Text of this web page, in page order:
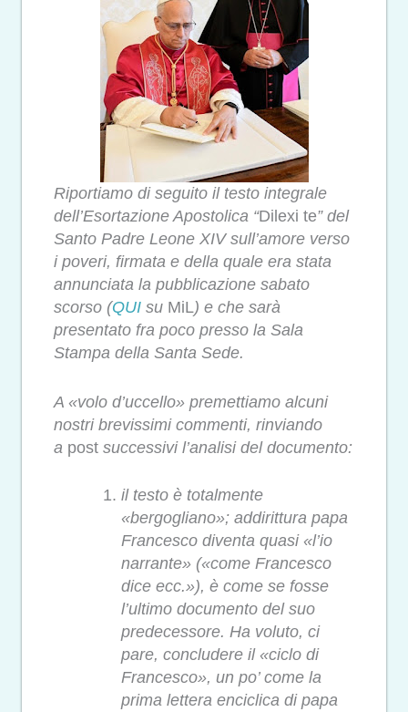
Riportiamo di seguito il testo integrale
dell’Esortazione Apostolica “Dilexi te” del
Santo Padre Leone XIV sull’amore verso
i poveri, firmata e della quale era stata
annunciata la pubblicazione sabato
scorso (QUI su MiL) e che sarà
presentato fra poco presso la Sala
Stampa della Santa Sede.
A «volo d’uccello» premettiamo alcuni
nostri brevissimi commenti, rinviando
a post successivi l’analisi del documento:
il testo è totalmente
«bergogliano»; addirittura papa
Francesco diventa quasi «l’io
narrante» («come Francesco
dice ecc.»), è come se fosse
l’ultimo documento del suo
predecessore. Ha voluto, ci
pare, concludere il «ciclo di
Francesco», un po’ come la
prima lettera enciclica di papa